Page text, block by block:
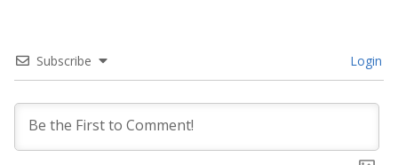
Subscribe Login